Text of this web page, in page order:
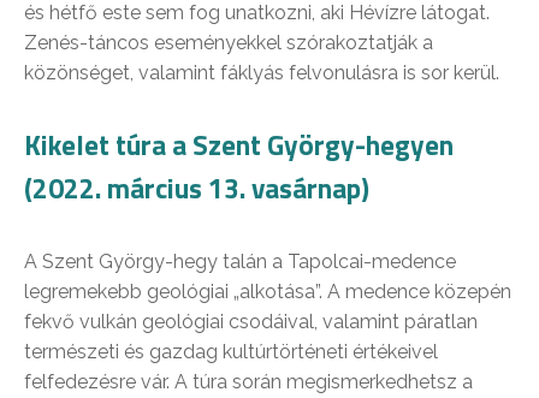
és hétfő este sem fog unatkozni, aki Hévízre látogat.
Zenés-táncos eseményekkel szórakoztatják a
közönséget, valamint fáklyás felvonulásra is sor kerül.
Kikelet túra a Szent György-hegyen
(2022. március 13. vasárnap)
A Szent György-hegy talán a Tapolcai-medence
legremekebb geológiai „alkotása”. A medence közepén
fekvő vulkán geológiai csodáival, valamint páratlan
természeti és gazdag kultúrtörténeti értékeivel
felfedezésre vár. A túra során megismerkedhetsz a